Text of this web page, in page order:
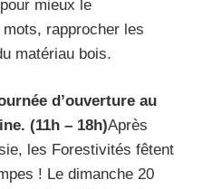
mieux le
rapprocher les
matériau bois.
d’ouverture au
(11h – 18h)Après
les Forestivités fêtent
! Le dimanche 20